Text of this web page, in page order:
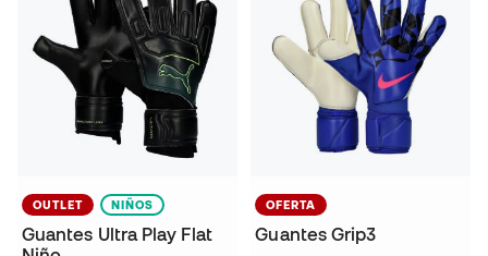
OUTLET NIÑOS
Guantes Ultra Play Flat
OFERTA
Guantes Grip3